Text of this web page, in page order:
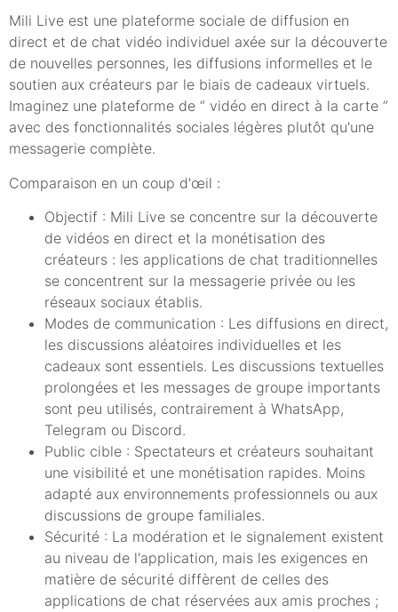
Mili Live est une plateforme sociale de diffusion en
direct et de chat vidéo individuel axée sur la découverte
de nouvelles personnes, les diffusions informelles et le
soutien aux créateurs par le biais de cadeaux virtuels.
Imaginez une plateforme de “ vidéo en direct à la carte ”
avec des fonctionnalités sociales légères plutôt qu'une
messagerie complète.
Comparaison en un coup d'œil :
Objectif : Mili Live se concentre sur la découverte
de vidéos en direct et la monétisation des
créateurs : les applications de chat traditionnelles
se concentrent sur la messagerie privée ou les
réseaux sociaux établis.
Modes de communication : Les diffusions en direct,
les discussions aléatoires individuelles et les
cadeaux sont essentiels. Les discussions textuelles
prolongées et les messages de groupe importants
sont peu utilisés, contrairement à WhatsApp,
Telegram ou Discord.
Public cible : Spectateurs et créateurs souhaitant
une visibilité et une monétisation rapides. Moins
adapté aux environnements professionnels ou aux
discussions de groupe familiales.
Sécurité : La modération et le signalement existent
au niveau de l'application, mais les exigences en
matière de sécurité diffèrent de celles des
applications de chat réservées aux amis proches ;